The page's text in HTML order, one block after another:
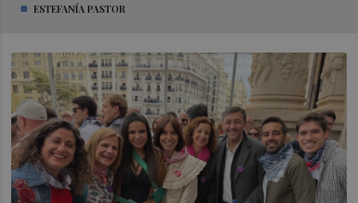
ESTEFANÍA PASTOR